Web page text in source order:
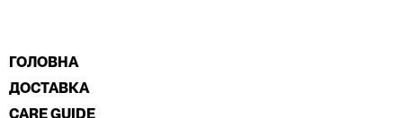
ГОЛОВНА
ДОСТАВКА
CARE GUIDE